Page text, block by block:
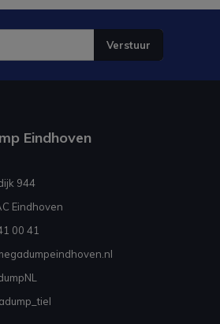
Verstuur
Eindhoven
944
Eindhoven
00 41